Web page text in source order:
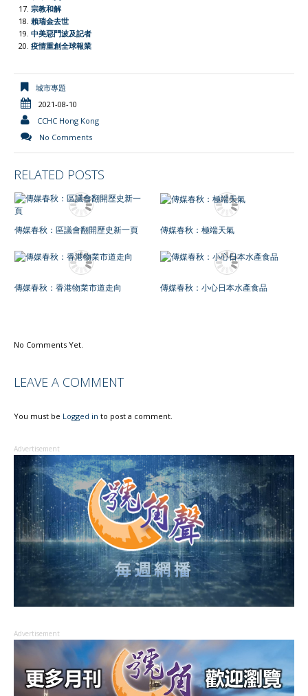
宗教和解
賴瑞金去世
中美惡鬥波及記者
疫情重創全球報業
城市專題
2021-08-10
CCHC Hong Kong
No Comments
RELATED POSTS
傳媒春秋：區議會翻開歷史新一頁 傳媒春秋：極端天氣
傳媒春秋：香港物業市道走向 傳媒春秋：小心日本水產食品
No Comments Yet.
LEAVE A COMMENT
You must be Logged in to post a comment.
Advertisement
Advertisement